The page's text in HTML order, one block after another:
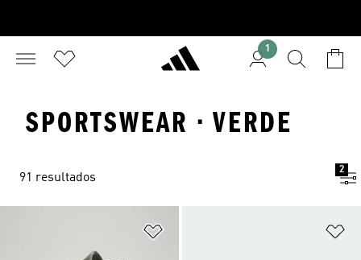
1
SPORTSWEAR · VERDE
91 resultados
2